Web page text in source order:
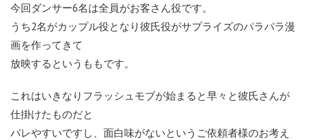
今回ダンサー6名は全員がお客さん役です。
うち2名がカップル役となり彼氏役がサプライズのパラパラ漫
画を作ってきて
放映するというももです。
これはいきなりフラッシュモブが始まると早々と彼氏さんが
仕掛けたものだと
バレやすいですし、面白味がないというご依頼者様のお考え